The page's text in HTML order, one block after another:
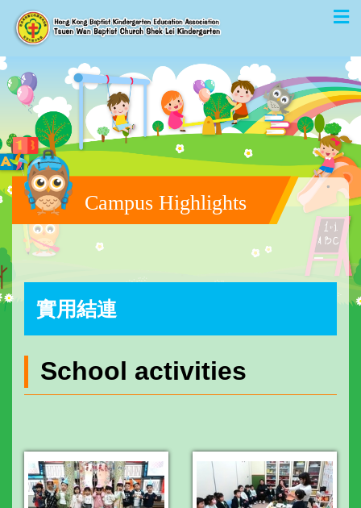
Campus Highlights
實用結連
School activities